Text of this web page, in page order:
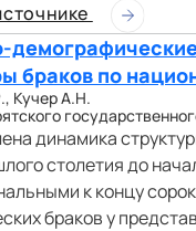
браков по
Кучер А.Н.
динамика
столетия до
к концу
браков у